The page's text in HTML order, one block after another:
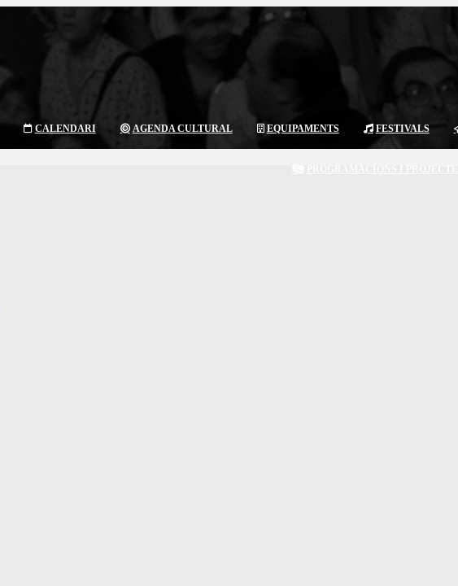
CALENDARI AGENDA CULTURAL EQUIPAMENTS FESTIVALS